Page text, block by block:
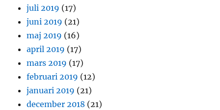
juli 2019 (17)
juni 2019 (21)
maj 2019 (16)
april 2019 (17)
mars 2019 (17)
februari 2019 (12)
januari 2019 (21)
december 2018 (21)